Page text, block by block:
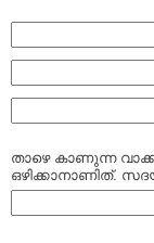
താഴെ കാണുന്ന
ഒഴിക്കാനാണിത്.